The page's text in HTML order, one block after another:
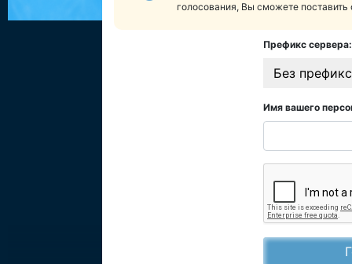
голосования, Вы сможете поставить
Префикс сервера:
Без
Имя вашего